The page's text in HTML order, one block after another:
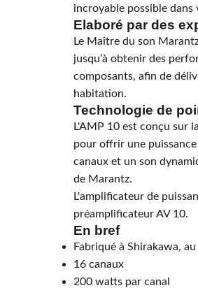
incroyable possible
Elaboré par des
Le Maître du son
jusqu’à obtenir des
composants, afin de
habitation.
Technologie de
L'AMP 10 est conçu sur
pour offrir une
canaux et un son
de Marantz.
L'amplificateur de
préamplificateur AV 10.
En bref
Fabriqué à Shirakawa,
16 canaux
200 watts par canal